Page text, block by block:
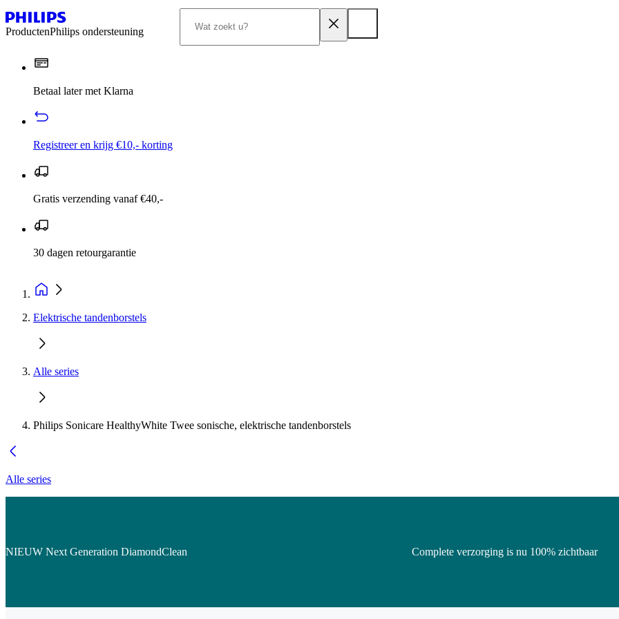
ProductenPhilips ondersteuning
Betaal later met Klarna
Registreer en krijg €10,- korting
Gratis verzending vanaf €40,-
30 dagen retourgarantie
Elektrische tandenborstels
Alle series
Philips Sonicare HealthyWhite Twee sonische, elektrische tandenborstels
Alle series
NIEUW Next Generation DiamondClean Complete verzorging is nu 100% zichtbaar